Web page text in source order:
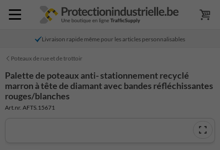
Livraison rapide même pour les articles personnalisables
Poteaux de rue et de trottoir
Palette de poteaux anti- stationnement recyclé
marron à tête de diamant avec bandes réfléchissantes
rouges/blanches
Art.nr. AFTS.15671